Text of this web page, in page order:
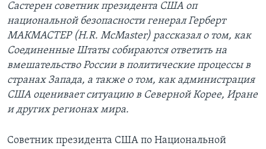
Састерен советник президента США оп
национальной безопасности генерал Герберт
МАКМАСТЕР (H.R. McMaster) рассказал о том, как
Соединенные Штаты собираются ответить на
вмешательство России в политические процессы в
странах Запада, а также о том, как администрация
США оценивает ситуацию в Северной Корее, Иране
и других регионах мира.
Советник президента США по Национальной